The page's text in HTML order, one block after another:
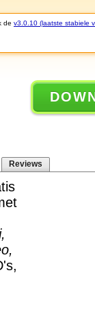
de v3.0.10 (laatste stabiele
Reviews